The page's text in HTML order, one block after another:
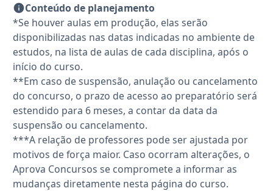
Conteúdo de planejamento
*Se houver aulas em produção, elas serão
disponibilizadas nas datas indicadas no ambiente de
estudos, na lista de aulas de cada disciplina, após o
início do curso.
**Em caso de suspensão, anulação ou cancelamento
do concurso, o prazo de acesso ao preparatório será
estendido para 6 meses, a contar da data da
suspensão ou cancelamento.
***A relação de professores pode ser ajustada por
motivos de força maior. Caso ocorram alterações, o
Aprova Concursos se compromete a informar as
mudanças diretamente nesta página do curso.